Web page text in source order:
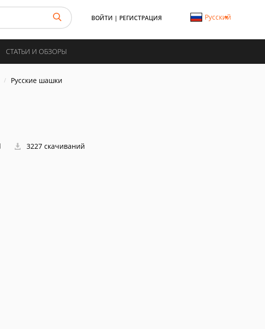
ВОЙТИ | РЕГИСТРАЦИЯ Русский
СТАТЬИ И ОБЗОРЫ
Русские шашки
3227 скачиваний